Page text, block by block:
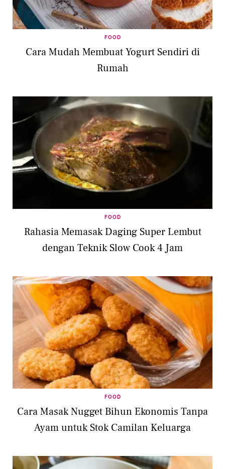
FOOD
Cara Mudah Membuat Yogurt Sendiri di
Rumah
FOOD
Rahasia Memasak Daging Super Lembut
dengan Teknik Slow Cook 4 Jam
FOOD
Cara Masak Nugget Bihun Ekonomis Tanpa
Ayam untuk Stok Camilan Keluarga